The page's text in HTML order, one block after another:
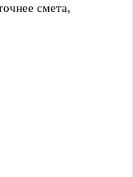
смета,